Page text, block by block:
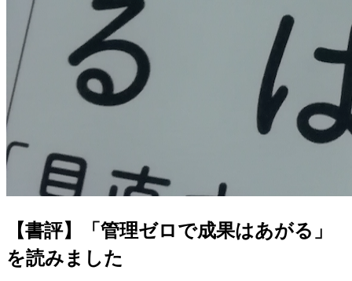
【書評】「管理ゼロで成果はあがる」
を読みました